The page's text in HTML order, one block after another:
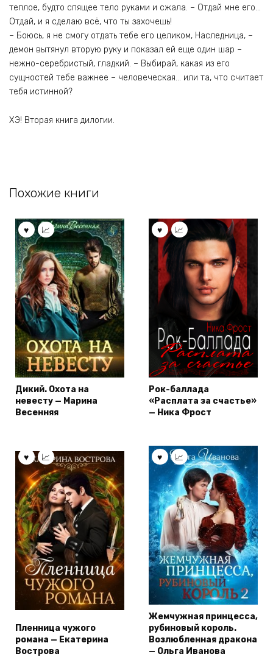
теплое, будто спящее тело руками и сжала. – Отдай мне его…
Отдай, и я сделаю всё, что ты захочешь!
– Боюсь, я не смогу отдать тебе его целиком, Наследница, –
демон вытянул вторую руку и показал ей еще один шар –
нежно-серебристый, гладкий. – Выбирай, какая из его
сущностей тебе важнее – человеческая… или та, что считает
тебя истинной?
ХЭ! Вторая книга дилогии.
Похожие книги
Дикий. Охота на
невесту — Марина
Весенняя
Рок-баллада
«Расплата за счастье»
— Ника Фрост
Пленница чужого
романа — Екатерина
Вострова
Жемчужная принцесса,
рубиновый король.
Возлюбленная дракона
— Ольга Иванова